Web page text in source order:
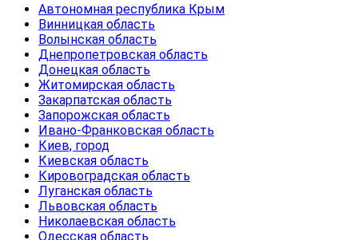
Автономная республика Крым
Винницкая область
Волынская область
Днепропетровская область
Донецкая область
Житомирская область
Закарпатская область
Запорожская область
Ивано-Франковская область
Киев, город
Киевская область
Кировоградская область
Луганская область
Львовская область
Николаевская область
Одесская область